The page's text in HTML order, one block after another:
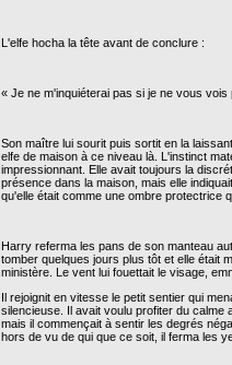
L'elfe hocha la tête avant de conclure :
« Je ne m'inquiéterai pas si je ne vous
Son maître lui sourit puis sortit en la
elfe de maison à ce niveau là. L'instinct
impressionnant. Elle avait toujours la
présence dans la maison, mais elle
qu'elle était comme une ombre protectrice
Harry referma les pans de son manteau
tomber quelques jours plus tôt et elle était
ministère. Le vent lui fouettait le visage,
Il rejoignit en vitesse le petit sentier qui
silencieuse. Il avait voulu profiter du calme
mais il commençait à sentir les degrés
hors de vu de qui que ce soit, il ferma les